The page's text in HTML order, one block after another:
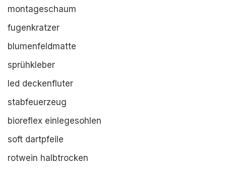
montageschaum
fugenkratzer
blumenfeldmatte
sprühkleber
led deckenfluter
stabfeuerzeug
bioreflex einlegesohlen
soft dartpfeile
rotwein halbtrocken